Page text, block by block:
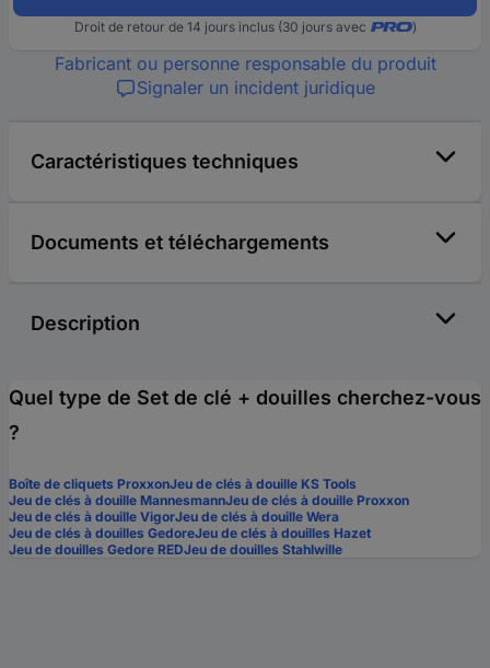
Droit de retour de 14 jours inclus (30 jours avec )
Fabricant ou personne responsable du produit
Signaler un incident juridique
Caractéristiques techniques
Documents et téléchargements
Description
Quel type de Set de clé + douilles cherchez-vous
?
Boîte de cliquets ProxxonJeu de clés à douille KS Tools
Jeu de clés à douille MannesmannJeu de clés à douille Proxxon
Jeu de clés à douille VigorJeu de clés à douille Wera
Jeu de clés à douilles GedoreJeu de clés à douilles Hazet
Jeu de douilles Gedore REDJeu de douilles Stahlwille